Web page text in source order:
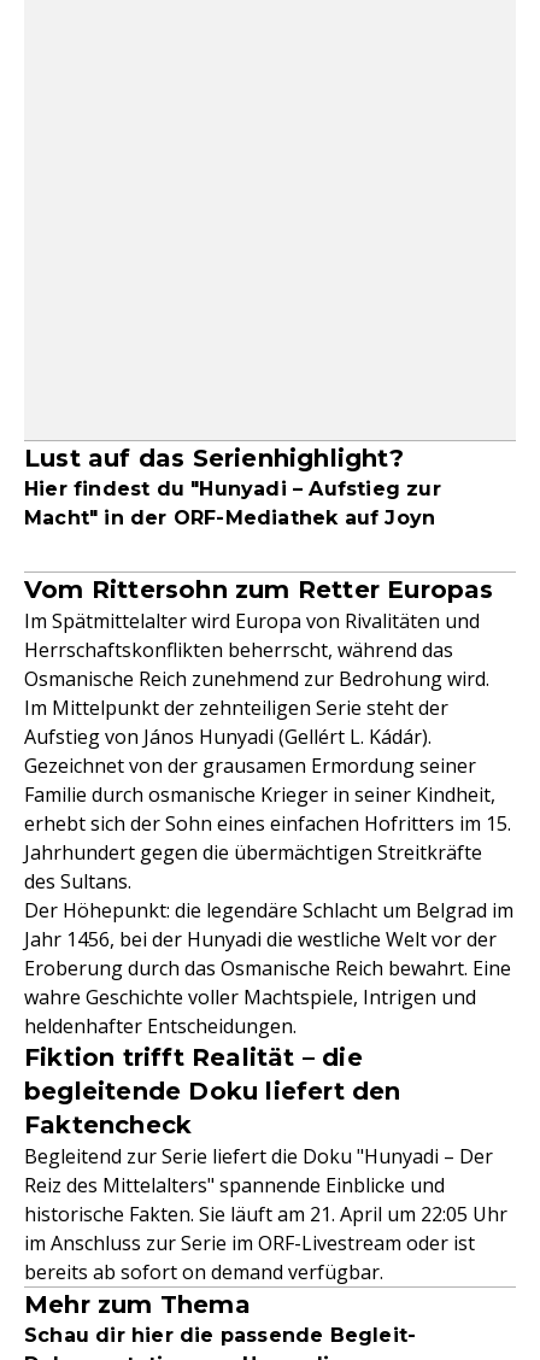
Lust auf das Serienhighlight?
Hier findest du "Hunyadi – Aufstieg zur
Macht" in der ORF-Mediathek auf Joyn
Vom Rittersohn zum Retter Europas
Im Spätmittelalter wird Europa von Rivalitäten und
Herrschaftskonflikten beherrscht, während das
Osmanische Reich zunehmend zur Bedrohung wird.
Im Mittelpunkt der zehnteiligen Serie steht der
Aufstieg von János Hunyadi (Gellért L. Kádár).
Gezeichnet von der grausamen Ermordung seiner
Familie durch osmanische Krieger in seiner Kindheit,
erhebt sich der Sohn eines einfachen Hofritters im 15.
Jahrhundert gegen die übermächtigen Streitkräfte
des Sultans.
Der Höhepunkt: die legendäre Schlacht um Belgrad im
Jahr 1456, bei der Hunyadi die westliche Welt vor der
Eroberung durch das Osmanische Reich bewahrt. Eine
wahre Geschichte voller Machtspiele, Intrigen und
heldenhafter Entscheidungen.
Fiktion trifft Realität – die
begleitende Doku liefert den
Faktencheck
Begleitend zur Serie liefert die Doku "Hunyadi – Der
Reiz des Mittelalters" spannende Einblicke und
historische Fakten. Sie läuft am 21. April um 22:05 Uhr
im Anschluss zur Serie im ORF-Livestream oder ist
bereits ab sofort on demand verfügbar.
Mehr zum Thema
Schau dir hier die passende Begleit-